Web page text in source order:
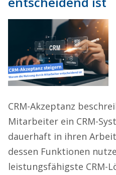
CRM-Akzeptanz
Mitarbeiter ein CRM-
dauerhaft in ihren
dessen Funktionen
leistungsfähigste CRM-